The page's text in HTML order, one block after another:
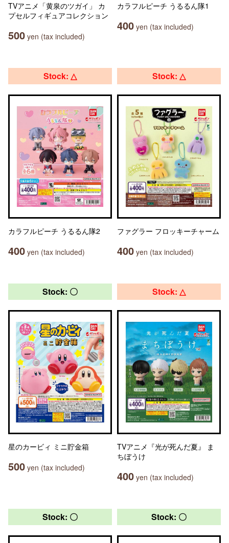
TVアニメ「黄泉のツガイ」 カ
プセルフィギュアコレクション
500 yen (tax included)
カラフルピーチ うるるん隊1
400 yen (tax included)
Stock: △
カラフルピーチ うるるん隊2
400 yen (tax included)
Stock: △
ファグラー フロッキーチャーム
400 yen (tax included)
Stock: 〇
星のカービィ ミニ貯金箱
500 yen (tax included)
Stock: △
TVアニメ『光が死んだ夏』 ま
ちぼうけ
400 yen (tax included)
Stock: 〇 Stock: 〇